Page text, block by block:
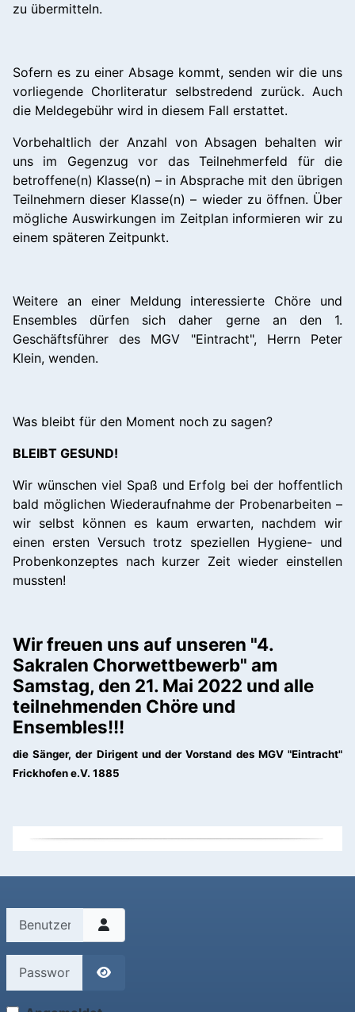
zu übermitteln.
Sofern es zu einer Absage kommt, senden wir die uns
vorliegende Chorliteratur selbstredend zurück. Auch
die Meldegebühr wird in diesem Fall erstattet.
Vorbehaltlich der Anzahl von Absagen behalten wir
uns im Gegenzug vor das Teilnehmerfeld für die
betroffene(n) Klasse(n) – in Absprache mit den übrigen
Teilnehmern dieser Klasse(n) – wieder zu öffnen. Über
mögliche Auswirkungen im Zeitplan informieren wir zu
einem späteren Zeitpunkt.
Weitere an einer Meldung interessierte Chöre und
Ensembles dürfen sich daher gerne an den 1.
Geschäftsführer des MGV "Eintracht", Herrn Peter
Klein, wenden.
Was bleibt für den Moment noch zu sagen?
BLEIBT GESUND!
Wir wünschen viel Spaß und Erfolg bei der hoffentlich
bald möglichen Wiederaufnahme der Probenarbeiten –
wir selbst können es kaum erwarten, nachdem wir
einen ersten Versuch trotz speziellen Hygiene- und
Probenkonzeptes nach kurzer Zeit wieder einstellen
mussten!
Wir freuen uns auf unseren "4.
Sakralen Chorwettbewerb" am
Samstag, den 21. Mai 2022 und alle
teilnehmenden Chöre und
Ensembles!!!
die Sänger, der Dirigent und der Vorstand des MGV "Eintracht"
Frickhofen e.V. 1885
Benutzername